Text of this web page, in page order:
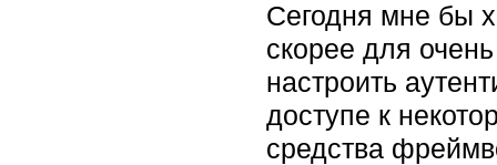
Сегодня мне бы
скорее для
настроить
доступе к
средства